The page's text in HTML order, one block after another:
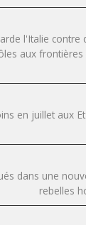
l'Italie contre
aux
en juillet aux
dans une
rebelles